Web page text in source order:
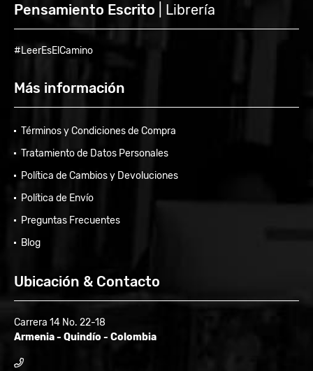
Pensamiento Escrito | Librería
#LeerEsElCamino
Más información
Términos y Condiciones de Compra
Tratamiento de Datos Personales
Política de Cambios y Devoluciones
Política de Envío
Preguntas Frecuentes
Blog
Ubicación & Contacto
Carrera 14 No. 22-18
Armenia - Quindío - Colombia